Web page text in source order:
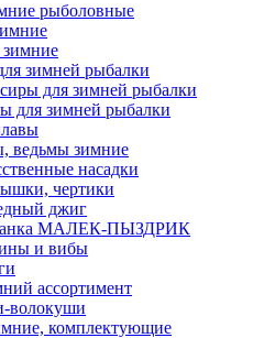
рыболовные
зимней рыбалки
для зимней рыбалки
для зимней рыбалки
ведьмы зимние
насадки
чертики
джиг
МАЛЕК-ПЫЗДРИК
и вибы
ассортимент
волокуши
комплектующие